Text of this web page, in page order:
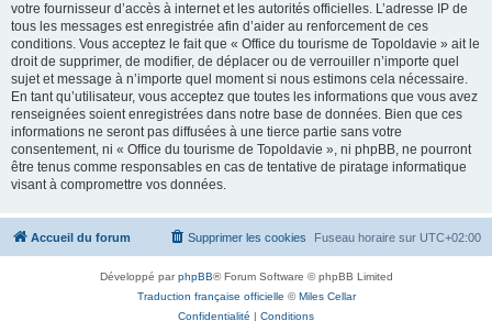
votre fournisseur d’accès à internet et les autorités officielles. L’adresse IP de
tous les messages est enregistrée afin d’aider au renforcement de ces
conditions. Vous acceptez le fait que « Office du tourisme de Topoldavie » ait le
droit de supprimer, de modifier, de déplacer ou de verrouiller n’importe quel
sujet et message à n’importe quel moment si nous estimons cela nécessaire.
En tant qu’utilisateur, vous acceptez que toutes les informations que vous avez
renseignées soient enregistrées dans notre base de données. Bien que ces
informations ne seront pas diffusées à une tierce partie sans votre
consentement, ni « Office du tourisme de Topoldavie », ni phpBB, ne pourront
être tenus comme responsables en cas de tentative de piratage informatique
visant à compromettre vos données.
Accueil du forum Fuseau horaire sur UTC+02:00
Supprimer les cookies
Développé parphpBB® Forum Software © phpBB Limited
Traduction française officielle ©Miles Cellar
Confidentialité | Conditions